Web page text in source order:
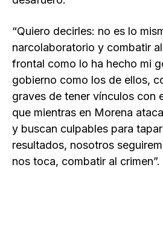
“Quiero decirles: no es lo
narcolaboratorio y combatir
frontal como lo ha hecho mi
gobierno como los de ellos,
graves de tener vínculos con
que mientras en Morena
y buscan culpables para
resultados, nosotros
nos toca, combatir al crimen”.